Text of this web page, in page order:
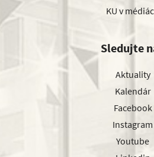
KU v
Sledujte
Aktuality
Kalendár
Facebook
Instagram
Youtube